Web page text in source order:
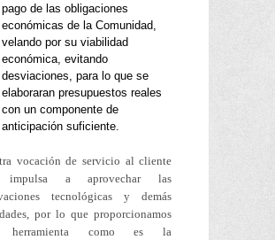
pago de las obligaciones
económicas de la Comunidad,
velando por su viabilidad
económica, evitando
desviaciones, para lo que se
elaboraran presupuestos reales
con un componente de
anticipación suficiente.
vocación de servicio al cliente
impulsa a aprovechar las
tecnológicas y demás
por lo que proporcionamos
herramienta como es la